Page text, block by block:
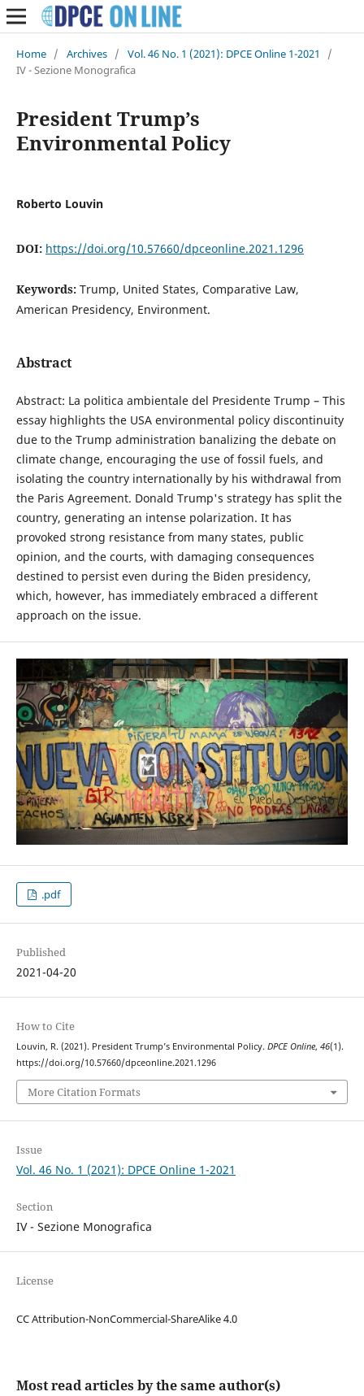
Home / Archives / Vol. 46 No. 1 (2021): DPCE Online 1-2021
/
IV - Sezione Monografica
President Trump’s
Environmental Policy
Roberto Louvin
DOI: https://doi.org/10.57660/dpceonline.2021.1296
Keywords: Trump, United States, Comparative Law,
American Presidency, Environment.
Abstract
Abstract: La politica ambientale del Presidente Trump – This
essay highlights the USA environmental policy discontinuity
due to the Trump administration banalizing the debate on
climate change, encouraging the use of fossil fuels, and
isolating the country internationally by his withdrawal from
the Paris Agreement. Donald Trump's strategy has split the
country, generating an intense polarization. It has
provoked strong resistance from many states, public
opinion, and the courts, with damaging consequences
destined to persist even during the Biden presidency,
which, however, has immediately embraced a different
approach on the issue.
.pdf
Published
2021-04-20
How to Cite
Louvin, R. (2021). President Trump’s Environmental Policy. DPCE Online, 46(1).
https://doi.org/10.57660/dpceonline.2021.1296
More Citation Formats
Issue
Vol. 46 No. 1 (2021): DPCE Online 1-2021
Section
IV - Sezione Monografica
License
CC Attribution-NonCommercial-ShareAlike 4.0
Most read articles by the same author(s)